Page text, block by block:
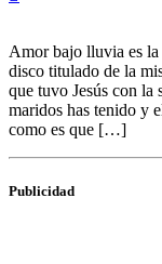
Amor bajo lluvia es
disco titulado de la
que tuvo Jesús con la
maridos has tenido y
como es que […]
Publicidad